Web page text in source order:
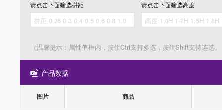
请点击下面筛选拼距 请点击下面筛选高度
（温馨提示：属性值框内，按住Ctrl支持多选，按住Shift支持连选
产品数据
图片 商品